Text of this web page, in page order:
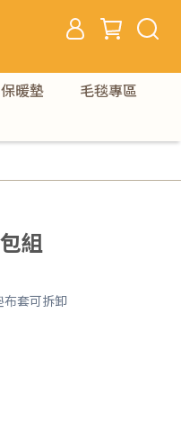
暖墊
毛毯專區
組
套可拆卸